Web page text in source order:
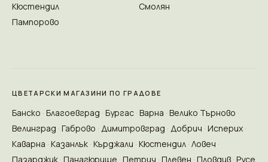
Кюстендил
Пампорово
Смолян
ЦВЕТАРСКИ МАГАЗИНИ ПО ГРАДОВЕ
Банско Благоевград Бургас Варна Велико Търново
Велинград Габрово Димитровград Добрич Исперих
Каварна Казанлък Кърджали Кюстендил Ловеч
Пазарджик Панагюрище Петрич Плевен Пловдив Русе